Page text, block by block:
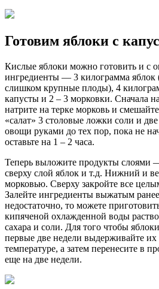
Готовим яблоки с
Кислые яблоки можно готовить и с
ингредиенты — 3 килограмма яблок
слишком крупные плоды), 4
капусты и 2 – 3 морковки. Сначала
натрите на терке морковь и
«салат» 3 столовые ложки соли и
овощи руками до тех пор, пока не
оставьте на 1 – 2 часа.
Теперь выложите продукты слоями
сверху слой яблок и т.д. Нижний и
морковью. Сверху закройте все
Залейте ингредиенты выжатым
недостаточно, то можете
кипяченой охлажденной воды
сахара и соли. Для того чтобы
первые две недели выдерживайте их
температуре, а затем перенесите в
еще на две недели.